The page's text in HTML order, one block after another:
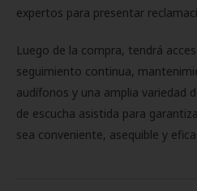
expertos para presentar
Luego de la compra, tendrá
seguimiento continua,
audífonos y una amplia variedad
de escucha asistida para
sea conveniente, asequible y